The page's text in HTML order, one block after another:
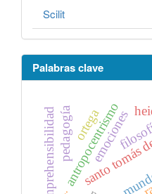
Scilit
Palabras clave
santo
antropocentrismo
incomprehensibilidad emociones
pedagogíaortega